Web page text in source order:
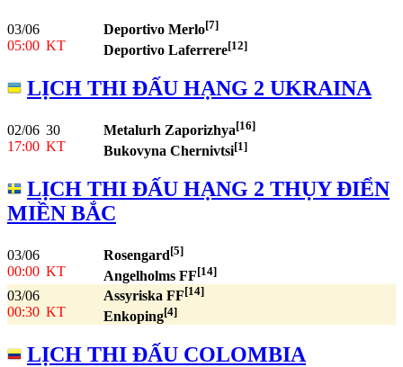
03/06
05:00 KT
Deportivo Merlo[7]
Deportivo Laferrere[12]
LỊCH THI ĐẤU HẠNG 2 UKRAINA
02/06
17:00
30
KT
Metalurh Zaporizhya[16]
Bukovyna Chernivtsi[1]
LỊCH THI ĐẤU HẠNG 2 THỤY ĐIỂN
MIỀN BẮC
03/06
00:00 KT
Rosengard[5]
Angelholms FF[14]
03/06
00:30 KT
Assyriska FF[14]
Enkoping[4]
LỊCH THI ĐẤU COLOMBIA